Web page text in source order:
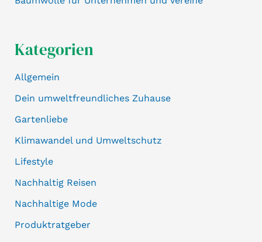
Kategorien
Allgemein
Dein umweltfreundliches Zuhause
Gartenliebe
Klimawandel und Umweltschutz
Lifestyle
Nachhaltig Reisen
Nachhaltige Mode
Produktratgeber